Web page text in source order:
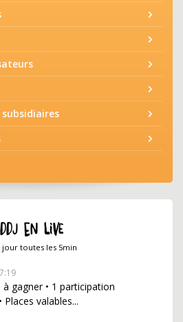
EN LIVE
jour toutes les 5min
à gagner • 1 participation
valables...